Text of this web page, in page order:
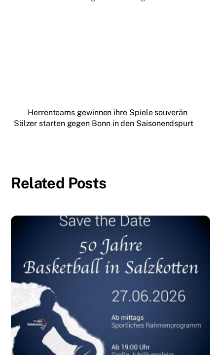
Herrenteams gewinnen ihre Spiele souverän
Sälzer starten gegen Bonn in den Saisonendspurt
Related Posts